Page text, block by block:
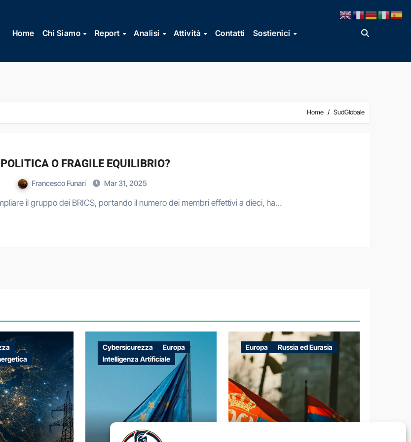
contenuto
Home Chi Siamo Report Analisi Attività Contatti Sostienici
Home SudGlobale
O FRAGILE EQUILIBRIO?
Francesco Funari Mar 31, 2025
il gruppo dei BRICS, portando il numero dei membri effettivi a dieci, ha…
Cybersicurezza
Europa
Intelligenza Artificiale
Europa Russia ed Eurasia